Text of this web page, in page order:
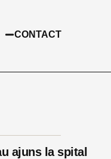
CONTACT
ajuns la spital